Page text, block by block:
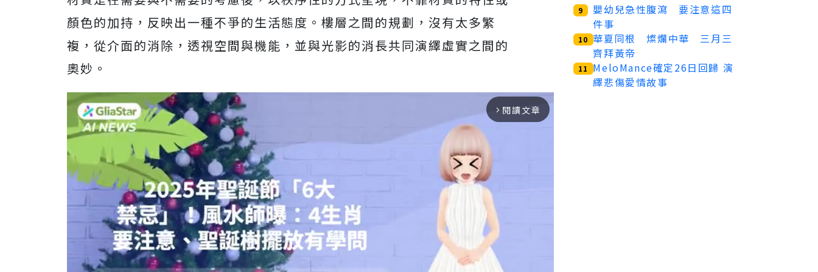
顏色的加持，反映出一種不爭的生活態度。樓層之間的規劃，沒有太多繁
複，從介面的消除，透視空間與機能，並與光影的消長共同演繹虛實之間的
奧妙。
arrow_forward_ios 閱讀文章
9
嬰幼兒急性腹瀉 要注意這四
件事
10 華夏同根 燦爛中華 三月三
齊拜黃帝
11
MeloMance確定26日回歸 演
繹悲傷愛情故事